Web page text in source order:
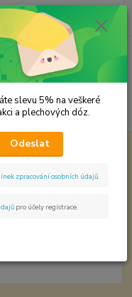
Menu
Hledat
ks
za 0,00 Kč
Čertův guláš
slevu 5% na veškeré
a plechových dóz.
Odeslat
zpracování osobních údajů
pro účely registrace.